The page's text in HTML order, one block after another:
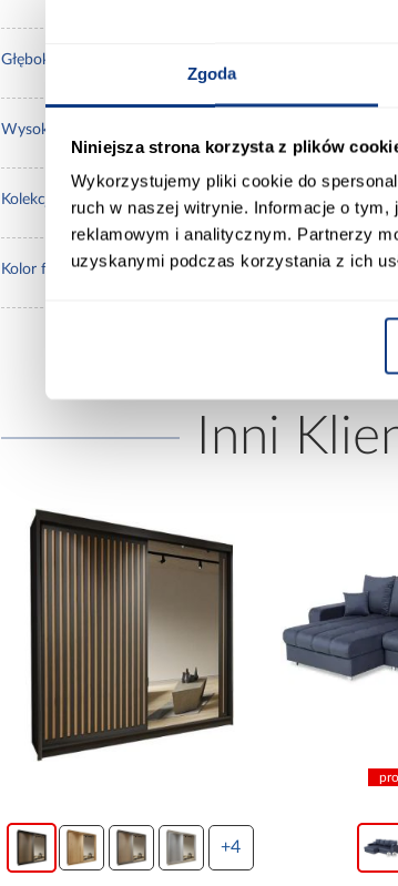
Zgoda
Niniejsza strona korzysta z plików
Wykorzystujemy pliki cookie do
ruch w naszej witrynie. Informacje o
reklamowym i analitycznym. Partnerzy
uzyskanymi podczas korzystania z ich
Głębokość [cm]:
Wysokość [cm]:
Kolekcja: aria black
Kolor frontów: black afm
Inni
+4